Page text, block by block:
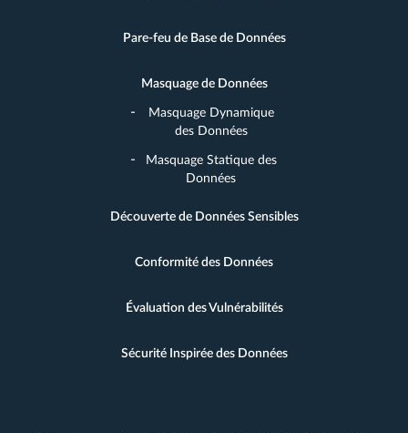
Pare-feu de Base de Données
Masquage de Données
Masquage Dynamique
des Données
Masquage Statique des
Données
Découverte de Données Sensibles
Conformité des Données
Évaluation des Vulnérabilités
Sécurité Inspirée des Données